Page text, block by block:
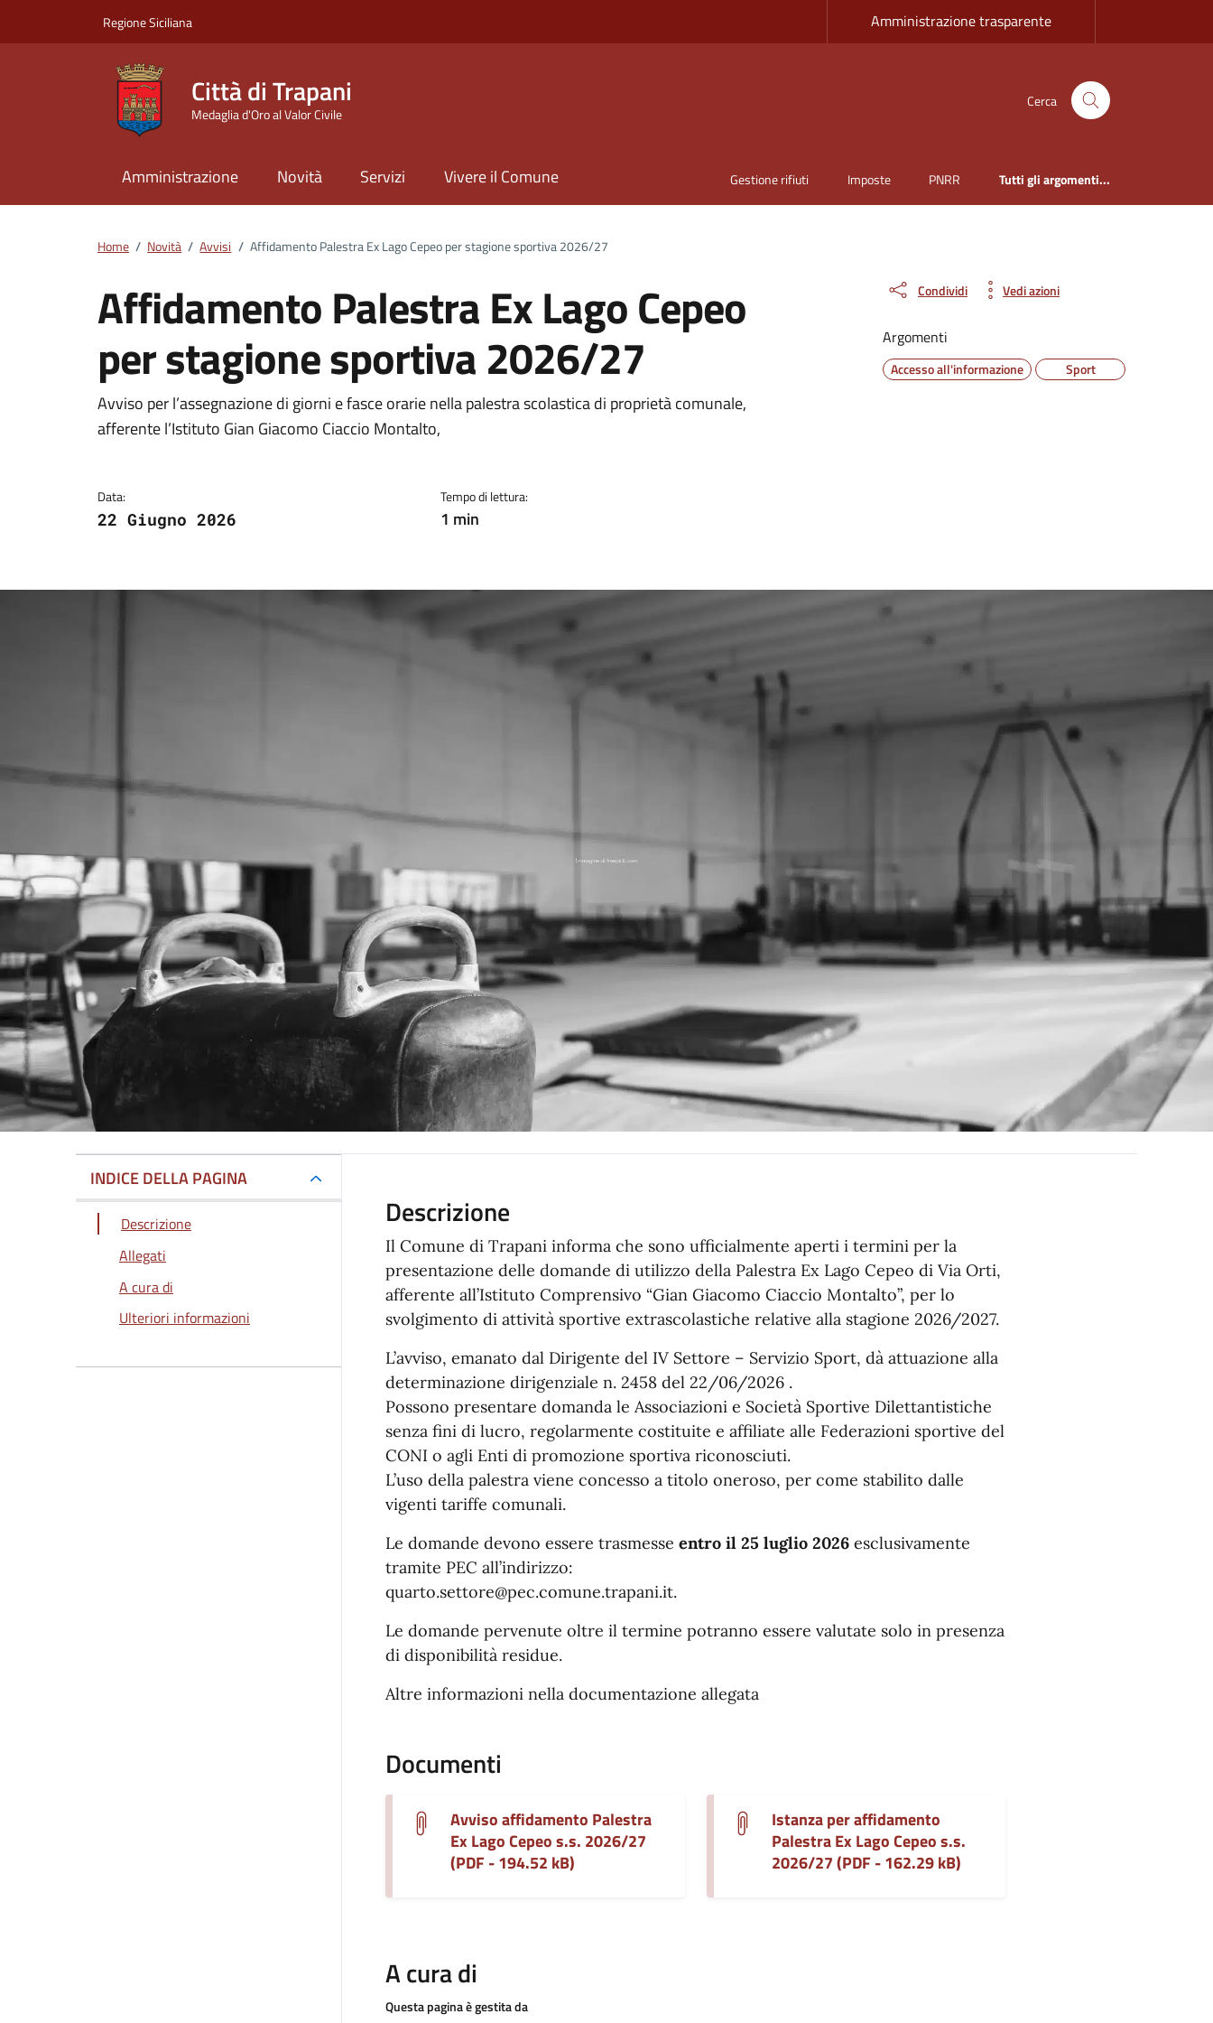
Regione Siciliana Amministrazione trasparente
Città di Trapani
Medaglia d'Oro al Valor Civile
Cerca
Amministrazione Novità Servizi Vivere il Comune Gestione rifiuti Imposte PNRR Tutti gli argomenti...
Home / Novità / Avvisi / Affidamento Palestra Ex Lago Cepeo per stagione sportiva 2026/27
Affidamento Palestra Ex Lago Cepeo
per stagione sportiva 2026/27
Dettagli della notizia
Avviso per l’assegnazione di giorni e fasce orarie nella palestra scolastica di proprietà comunale,
afferente l’Istituto Gian Giacomo Ciaccio Montalto,
Data:
22 Giugno 2026
Tempo di lettura:
1 min
Condividi Vedi azioni
Argomenti
Accesso all'informazione Sport
INDICE DELLA PAGINA
Descrizione
Allegati
A cura di
Ulteriori informazioni
Descrizione
Il Comune di Trapani informa che sono ufficialmente aperti i termini per la
presentazione delle domande di utilizzo della Palestra Ex Lago Cepeo di Via Orti,
afferente all’Istituto Comprensivo “Gian Giacomo Ciaccio Montalto”, per lo
svolgimento di attività sportive extrascolastiche relative alla stagione 2026/2027.
L’avviso, emanato dal Dirigente del IV Settore – Servizio Sport, dà attuazione alla
determinazione dirigenziale n. 2458 del 22/06/2026 .
Possono presentare domanda le Associazioni e Società Sportive Dilettantistiche
senza fini di lucro, regolarmente costituite e affiliate alle Federazioni sportive del
CONI o agli Enti di promozione sportiva riconosciuti.
L’uso della palestra viene concesso a titolo oneroso, per come stabilito dalle
vigenti tariffe comunali.
Le domande devono essere trasmesse entro il 25 luglio 2026 esclusivamente
tramite PEC all’indirizzo:
quarto.settore@pec.comune.trapani.it.
Le domande pervenute oltre il termine potranno essere valutate solo in presenza
di disponibilità residue.
Altre informazioni nella documentazione allegata
Documenti
Avviso affidamento Palestra
Ex Lago Cepeo s.s. 2026/27
(PDF - 194.52 kB)
Istanza per affidamento
Palestra Ex Lago Cepeo s.s.
2026/27 (PDF - 162.29 kB)
A cura di
Questa pagina è gestita da